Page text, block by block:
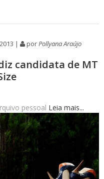
| porPollyana Araújo
candidata de MT
Leia mais...
pessoal